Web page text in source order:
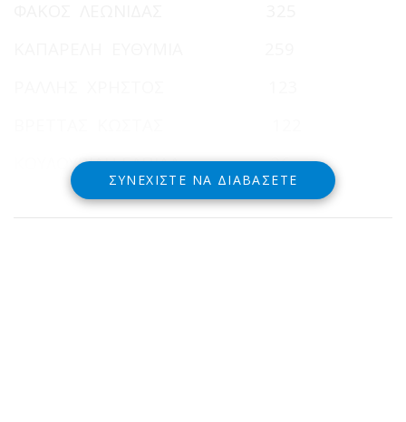
ΚΟΥΛΟΥΡΙΔΗ ΕΛΠΙΔΑ 36
ΣΥΝΕΧΊΣΤΕ ΝΑ ΔΙΑΒΆΣΕΤΕ